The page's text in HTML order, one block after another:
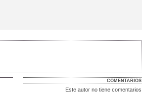
COMENTARIOS
Este autor no tiene comentarios